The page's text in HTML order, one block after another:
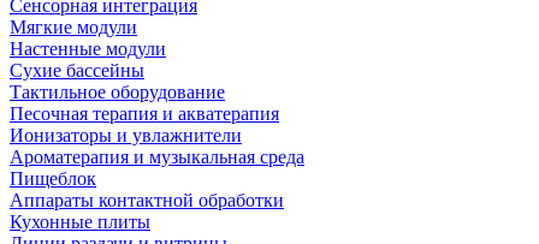
Сенсорная интеграция
Мягкие модули
Настенные модули
Сухие бассейны
Тактильное оборудование
Песочная терапия и акватерапия
Ионизаторы и увлажнители
Ароматерапия и музыкальная среда
Пищеблок
Аппараты контактной обработки
Кухонные плиты